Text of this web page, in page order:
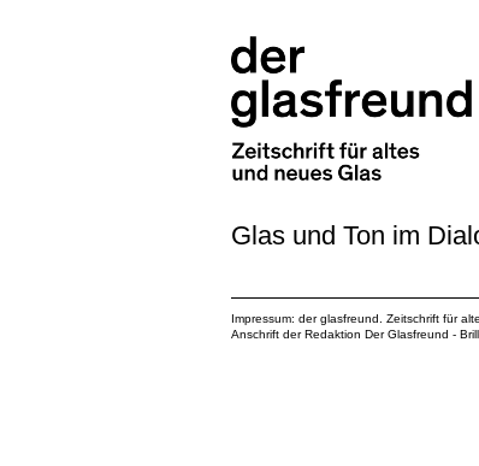
Glas und Ton im
Impressum: der glasfreund. Zeitschrift für
Anschrift der Redaktion Der Glasfreund -